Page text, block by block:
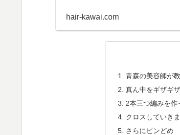
hair-kawai.com
青森の美容師が
真ん中をギザギ
2本三つ編みを作
クロスしていき
さらにピンどめ